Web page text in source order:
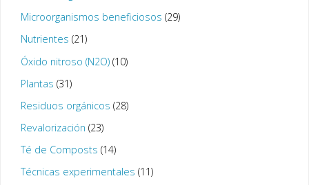
Microorganismos beneficiosos (29)
Nutrientes (21)
Óxido nitroso (N2O)(10)
Plantas (31)
Residuos orgánicos (28)
Revalorización (23)
Té de Composts (14)
Técnicas experimentales (11)